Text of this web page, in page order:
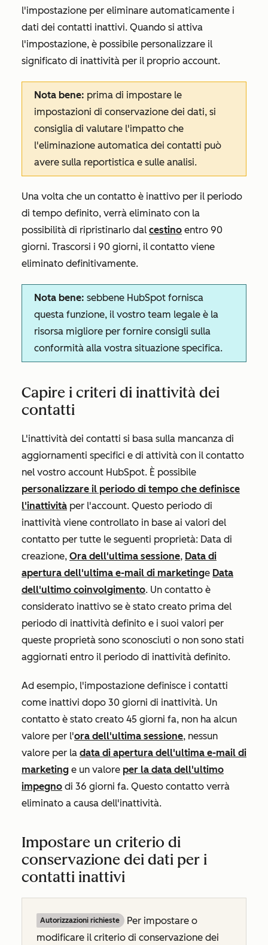
l'impostazione per eliminare automaticamente i
dati dei contatti inattivi. Quando si attiva
l'impostazione, è possibile personalizzare il
significato di inattività per il proprio account.
Nota bene: prima di impostare le
impostazioni di conservazione dei dati, si
consiglia di valutare l'impatto che
l'eliminazione automatica dei contatti può
avere sulla reportistica e sulle analisi.
Una volta che un contatto è inattivo per il periodo
di tempo definito, verrà eliminato con la
possibilità di ripristinarlo dal cestino entro 90
giorni. Trascorsi i 90 giorni, il contatto viene
eliminato definitivamente.
Nota bene: sebbene HubSpot fornisca
questa funzione, il vostro team legale è la
risorsa migliore per fornire consigli sulla
conformità alla vostra situazione specifica.
Capire i criteri di inattività dei
contatti
L'inattività dei contatti si basa sulla mancanza di
aggiornamenti specifici e di attività con il contatto
nel vostro account HubSpot. È possibile
personalizzare il periodo di tempo che definisce
l'inattività per l'account. Questo periodo di
inattività viene controllato in base ai valori del
contatto per tutte le seguenti proprietà: Data di
creazione, Ora dell'ultima sessione, Data di
apertura dell'ultima e-mail di marketinge Data
dell'ultimo coinvolgimento. Un contatto è
considerato inattivo se è stato creato prima del
periodo di inattività definito e i suoi valori per
queste proprietà sono sconosciuti o non sono stati
aggiornati entro il periodo di inattività definito.
Ad esempio, l'impostazione definisce i contatti
come inattivi dopo 30 giorni di inattività. Un
contatto è stato creato 45 giorni fa, non ha alcun
valore per l'ora dell'ultima sessione, nessun
valore per la data di apertura dell'ultima e-mail di
marketing e un valore per la data dell'ultimo
impegno di 36 giorni fa. Questo contatto verrà
eliminato a causa dell'inattività.
Impostare un criterio di
conservazione dei dati per i
contatti inattivi
Autorizzazioni richieste
Per impostare o
modificare il criterio di conservazione dei